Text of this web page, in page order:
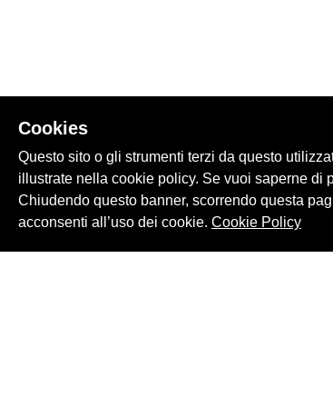
Cookies
Questo sito o gli strumenti terzi da questo
illustrate nella cookie policy. Se vuoi saperne di
Chiudendo questo banner, scorrendo questa
acconsenti all’uso dei cookie. Cookie Policy